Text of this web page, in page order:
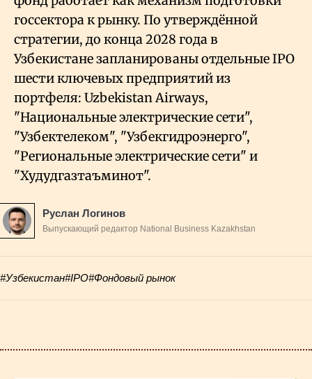
госсектора к рынку. По утверждённой
стратегии, до конца 2028 года в
Узбекистане запланированы отдельные IPO
шести ключевых предприятий из
портфеля: Uzbekistan Airways,
"Национальные электрические сети",
"Узбектелеком", "Узбекгидроэнерго",
"Региональные электрические сети" и
"Худудгазтаъминот".
Руслан Логинов
Выпускающий редактор National Business Kazakhstan
#Узбекистан#IPO#Фондовый рынок